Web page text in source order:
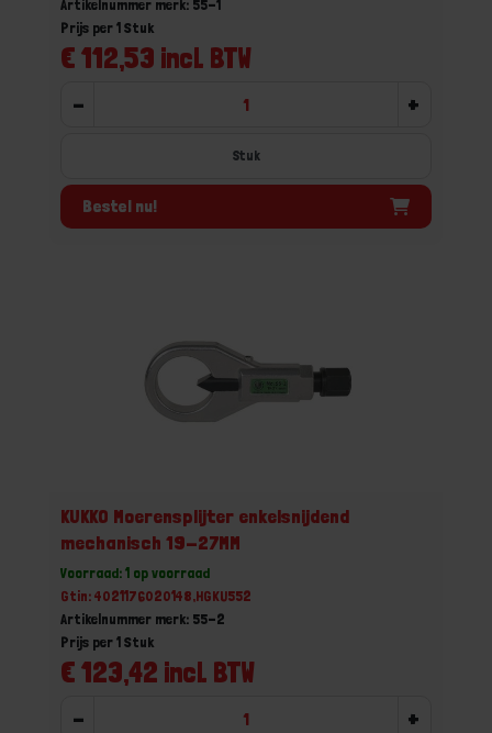
Artikelnummer merk: 55-1
€ 112,53 incl. BTW
Prijs per 1 Stuk
- +
Stuk
Bestel nu!
KUKKO Moerensplijter enkelsnijdend
mechanisch 19-27MM
Voorraad: 1 op voorraad
Gtin: 4021176020148,HGKU552
Artikelnummer merk: 55-2
€ 123,42 incl. BTW
Prijs per 1 Stuk
- +